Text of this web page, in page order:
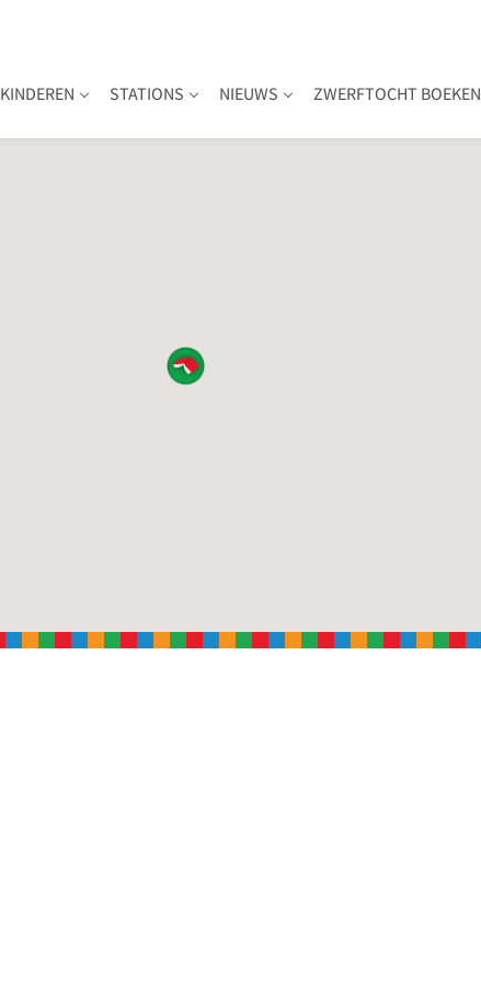
KINDEREN STATIONS NIEUWS ZWERFTOCHT BOEKEN